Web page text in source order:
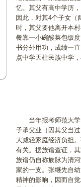
忆。其父有高中学历
因此，对其4个子女（
时，其父要他离开本
餐靠一小碗酸菜包饭
书分外用功，成绩一
点中学天柱民族中学
当年报考师范大学
子承父业（因其父当
大减轻家庭经济负担
有关。据族谱查证，
族谱仍自称族脉为清
家的一支。张继先自
精神的影响，因而自